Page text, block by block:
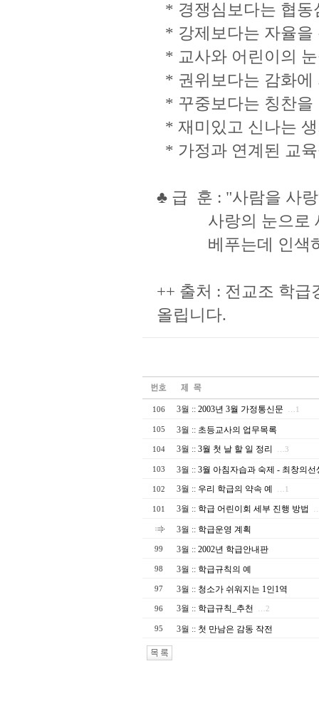
* 경쟁심보다는 협동
* 강제보다는 자율을
* 교사와 어린이의
* 권위보다는 감화에
* 꾸중보다는 칭찬을
* 재미있고 신나는
* 가정과 연계된 교
♣ 급 훈 : "사람을 사
사랑의 눈으로
베푸는데 인색하
++ 출처 : 전교조 학급
올립니다.
106 3월 :: 2003년 3월 가정통신문 …1
105 3월 :: 초등교사의 업무목록
104 3월 :: 3월 첫 날 할 일 정리 …3
103 3월 :: 3월 아침자습과 숙제 - 최창의선
102 3월 :: 우리 학급의 약속 예 …1
101 3월 :: 학급 어린이회 세부 진행 방법
3월 :: 학급운영 계획
99 3월 :: 2002년 학급안내판
98 3월 :: 학급규칙의 예
97 3월 :: 청소가 쉬워지는 1인1역
96 3월 :: 학급규칙_추천 …2
95 3월 :: 첫 만남은 감동 작전